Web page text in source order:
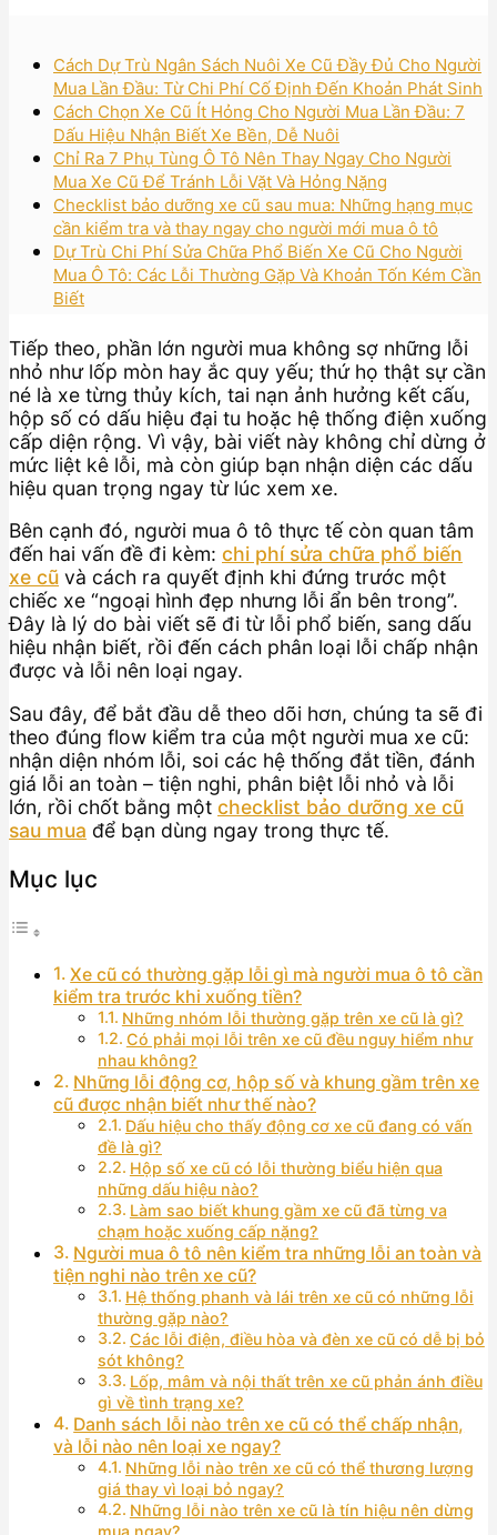
Cách Dự Trù Ngân Sách Nuôi Xe Cũ Đầy Đủ Cho Người
Mua Lần Đầu: Từ Chi Phí Cố Định Đến Khoản Phát Sinh
Cách Chọn Xe Cũ Ít Hỏng Cho Người Mua Lần Đầu: 7
Dấu Hiệu Nhận Biết Xe Bền, Dễ Nuôi
Chỉ Ra 7 Phụ Tùng Ô Tô Nên Thay Ngay Cho Người
Mua Xe Cũ Để Tránh Lỗi Vặt Và Hỏng Nặng
Checklist bảo dưỡng xe cũ sau mua: Những hạng mục
cần kiểm tra và thay ngay cho người mới mua ô tô
Dự Trù Chi Phí Sửa Chữa Phổ Biến Xe Cũ Cho Người
Mua Ô Tô: Các Lỗi Thường Gặp Và Khoản Tốn Kém Cần
Biết
Tiếp theo, phần lớn người mua không sợ những lỗi
nhỏ như lốp mòn hay ắc quy yếu; thứ họ thật sự cần
né là xe từng thủy kích, tai nạn ảnh hưởng kết cấu,
hộp số có dấu hiệu đại tu hoặc hệ thống điện xuống
cấp diện rộng. Vì vậy, bài viết này không chỉ dừng ở
mức liệt kê lỗi, mà còn giúp bạn nhận diện các dấu
hiệu quan trọng ngay từ lúc xem xe.
Bên cạnh đó, người mua ô tô thực tế còn quan tâm
đến hai vấn đề đi kèm: chi phí sửa chữa phổ biến
xe cũ và cách ra quyết định khi đứng trước một
chiếc xe “ngoại hình đẹp nhưng lỗi ẩn bên trong”.
Đây là lý do bài viết sẽ đi từ lỗi phổ biến, sang dấu
hiệu nhận biết, rồi đến cách phân loại lỗi chấp nhận
được và lỗi nên loại ngay.
Sau đây, để bắt đầu dễ theo dõi hơn, chúng ta sẽ đi
theo đúng flow kiểm tra của một người mua xe cũ:
nhận diện nhóm lỗi, soi các hệ thống đắt tiền, đánh
giá lỗi an toàn – tiện nghi, phân biệt lỗi nhỏ và lỗi
lớn, rồi chốt bằng một checklist bảo dưỡng xe cũ
sau mua để bạn dùng ngay trong thực tế.
Mục lục
Xe cũ có thường gặp lỗi gì mà người mua ô tô cần
kiểm tra trước khi xuống tiền?
Những nhóm lỗi thường gặp trên xe cũ là gì?
Có phải mọi lỗi trên xe cũ đều nguy hiểm như
nhau không?
Những lỗi động cơ, hộp số và khung gầm trên xe
cũ được nhận biết như thế nào?
Dấu hiệu cho thấy động cơ xe cũ đang có vấn
đề là gì?
Hộp số xe cũ có lỗi thường biểu hiện qua
những dấu hiệu nào?
Làm sao biết khung gầm xe cũ đã từng va
chạm hoặc xuống cấp nặng?
Người mua ô tô nên kiểm tra những lỗi an toàn và
tiện nghi nào trên xe cũ?
Hệ thống phanh và lái trên xe cũ có những lỗi
thường gặp nào?
Các lỗi điện, điều hòa và đèn xe cũ có dễ bị bỏ
sót không?
Lốp, mâm và nội thất trên xe cũ phản ánh điều
gì về tình trạng xe?
Danh sách lỗi nào trên xe cũ có thể chấp nhận,
và lỗi nào nên loại xe ngay?
Những lỗi nào trên xe cũ có thể thương lượng
giá thay vì loại bỏ ngay?
Những lỗi nào trên xe cũ là tín hiệu nên dừng
mua ngay?